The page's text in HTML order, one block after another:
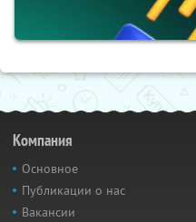
Компания
Основное
Публикации о нас
Вакансии